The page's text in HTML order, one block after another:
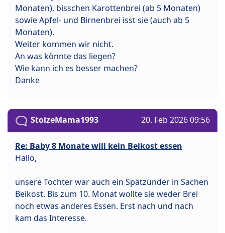
Monaten), bisschen Karottenbrei (ab 5 Monaten)
sowie Apfel- und Birnenbrei isst sie (auch ab 5
Monaten).
Weiter kommen wir nicht.
An was könnte das liegen?
Wie kann ich es besser machen?
Danke
StolzeMama1993 20. Feb 2026 09:56
Re: Baby 8 Monate will kein Beikost essen
Hallo,
unsere Tochter war auch ein Spätzünder in Sachen
Beikost. Bis zum 10. Monat wollte sie weder Brei
noch etwas anderes Essen. Erst nach und nach
kam das Interesse.